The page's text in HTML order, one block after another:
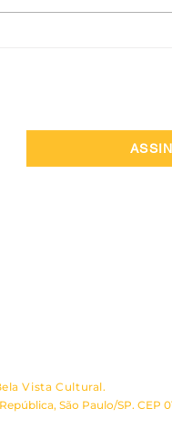
Vista Cultural.
São Paulo/SP. CEP